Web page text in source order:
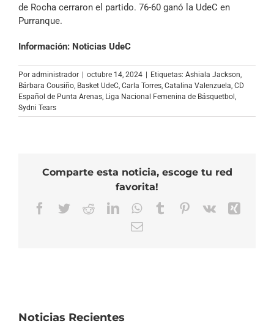
de Rocha cerraron el partido. 76-60 ganó la UdeC en
Purranque.
Información: Noticias UdeC
Por administrador | octubre 14, 2024 | Etiquetas: Ashiala Jackson
Bárbara Cousiño Basket UdeC Carla Torres Catalina Valenzuela CD
Español de Punta Arenas Liga Nacional Femenina de Básquetbol
Sydni Tears
Comparte esta noticia, escoge tu red
favorita!
Facebook
TwitterRedditLinkedInWhatsApp
TumblrPinterest
Vk
Correo
Noticias Recientes